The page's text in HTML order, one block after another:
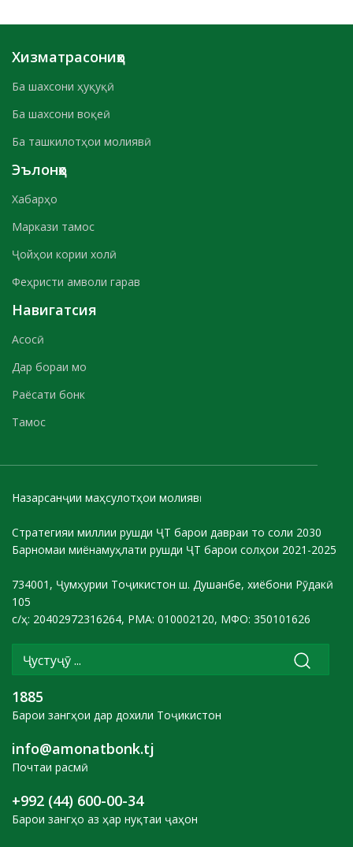
Хизматрасониҳо
Ба шахсони ҳуқуқӣ
Ба шахсони воқеӣ
Ба ташкилотҳои молиявӣ
Эълонҳо
Хабарҳо
Маркази тамос
Ҷойҳои кории холӣ
Феҳристи амволи гарав
Навигатсия
Асосӣ
Дар бораи мо
Раёсати бонк
Тамос
Назарсанҷии маҳсулотҳои молиявӣ
Стратегияи миллии рушди ҶТ барои давраи то соли 2030
Барномаи миёнамуҳлати рушди ҶТ барои солҳои 2021-2025
734001, Ҷумҳурии Тоҷикистон ш. Душанбе, хиёбони Рӯдакӣ
105
с/ҳ: 20402972316264, РМА: 010002120, МФО: 350101626
1885
Барои зангҳои дар дохили Тоҷикистон
info@amonatbonk.tj
Почтаи расмӣ
+992 (44) 600-00-34
Барои зангҳо аз ҳар нуқтаи ҷаҳон